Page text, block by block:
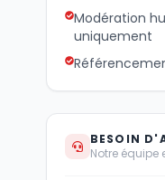
Modération
uniquement
BESOIN
Notre équipe